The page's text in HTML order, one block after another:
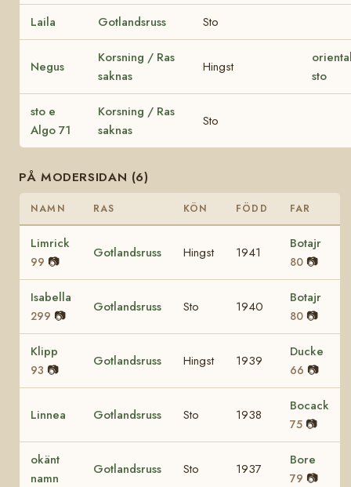
Laila Gotlandsruss Sto
Negus
Korsning / Ras
saknas
Hingst
sto
sto e
Algo 71
Korsning / Ras
saknas
Sto
PÅ MODERSIDAN (6)
NAMN RAS KÖN FÖDD FAR
Limrick
99 📷
Gotlandsruss Hingst 1941
Botajr
80 📷
Isabella
299 📷
Gotlandsruss Sto 1940
Botajr
80 📷
Klipp
93 📷
Gotlandsruss Hingst 1939
Ducke
66 📷
Linnea Gotlandsruss Sto 1938
Bocack
75 📷
okänt
namn
Gotlandsruss Sto 1937
Bore
79 📷